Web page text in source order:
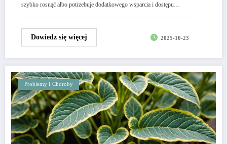
szybko rosnąć albo potrzebuje dodatkowego wsparcia i dostępu…
Dowiedz się więcej 2025-10-23
Problemy I Choroby